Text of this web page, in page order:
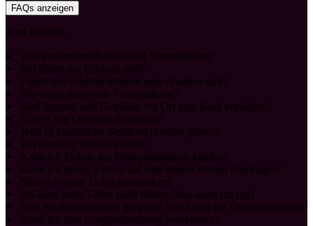
FAQs anzeigen
Zum Erlebnis
Was erwartet mich bei dieser Veranstaltung?
Wo findet das Erlebnis statt?
Findet das Erlebnis drinnen oder draußen statt?
Wie lange dauert die Veranstaltung?
Sind Speisen und Getränke vor Ort zum Kauf erhältlich?
Gibt es vor Ort einen Parkplatz?
Wird es zusätzliche Sessions/Termine geben?
Wo kann ich Tickets kaufen?
Kann ich Tickets am Veranstaltungsort kaufen?
Kann ich meine Tickets auf eine andere Person übertragen?
Muss ich mein Ticket ausdrucken?
Ich kann mein Ticket nicht finden. Was kann ich tun?
Sind Rückerstattungen möglich? Wie lautet die Umtauschpolitik?
Kann ich eine Gruppenbuchung vornehmen?